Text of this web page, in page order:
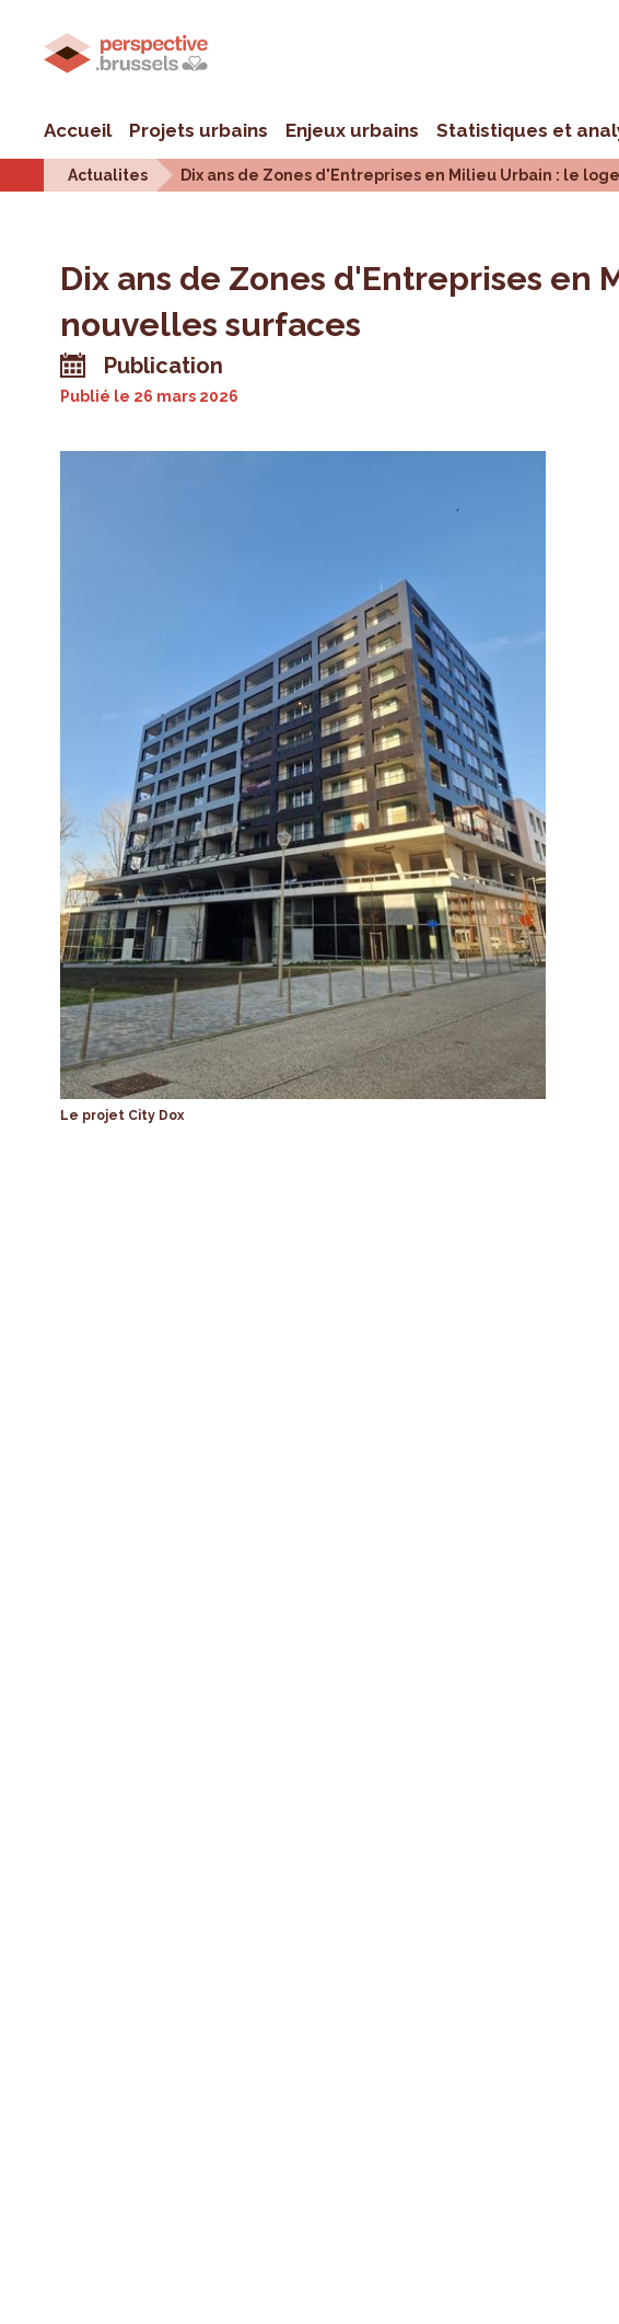
Accueil Projets urbains Enjeux urbains Statistiques et
Actualites Dix ans de Zones d'Entreprises en Milieu Urbain : le
Dix ans de Zones d'Entreprises
nouvelles surfaces
Publication
Publié le 26 mars 2026
Le projet City Dox